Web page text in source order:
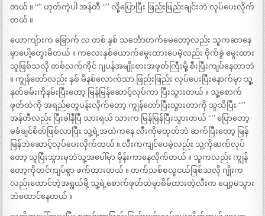
တယ် ။ “” ဟုတ်ကဲ့ပါ အန်တီ “” လို့ပြောပြီး ဖြည်းဖြည်းချင်းဘဲ လုပ်ပေးလိုက်
တယ် ။
ယောကျ်ားက ခြောက် လ တစ် နှစ် သင်္ဘောတက်မေတော့လည်း သူကဆာနေ
မှာပေါ့တွေးမိတယ် ။ ကလေးနှစ်ယောက်မွေးထားပေမဲ့လည်း ဗိုက်ခွဲ မွေးထား
သူဖြစ်သလို တစ်လက်ကိုင် ဂျပန်အမျိုးစားအဖုတ်ကြီးမို့ စီးပြီးကျပ်နေတာဘဲ
။ ကျွန်တော်လည်း နှစ် မိနစ်လောက်သာ ဖြည်းဖြည်း လုပ်ပေးပြီးနောက်မှာ သူ့
နုတ်ခမ်းကိုနမ်းပြီးတော့ မြန်မြန်ဆောင့်လုပ်ကာ ပြီးသွားတယ် ။ သူ့စောက်
ဖုတ်ထဲကို အရည်တွေပန်းလိုက်တော့ ကျွန်တော်ပြီးသွားတာကို သူသိပြီး “”
အန်တီလည်း ပြီးခါနီပြီ သားရယ် သားက မြန်မြန်ပြီးသွားတယ် “” ပြောတော့
မခံချင်စိတ်ဖြစ်လာပြီး သူ့ရဲ့အထဲကနေ လီးကိုမထုတ်ဘဲ ဆက်ပြီးတော့ မြန်
မြန်ဘဲဆောင့်လုပ်ပေးလိုက်တယ် ။ လီးကကျင်ပေမဲ့လည်း သူ့ကိုဆက်လုပ်
တော့ သူပြီးသွားမှဘဲသူ့အပေါ်မှာ မှိန်းကာနေလိုက်တယ် ။ သူကလည်း ကျွန်
တော့ကိုတင်ကျပ်စွာ ဖက်ထားတယ် ။ တက်သစ်စလူငယ်ဖြစ်သလို ဂျိုးက
လည်းထောင်တဲ့အရွယ်မို့ သူ့ရဲ့စောက်ဖုတ်ထဲမှာစိမ်ထားတဲ့လီးက ပျော့မသွား
ဘဲထောင်နေတယ် ။